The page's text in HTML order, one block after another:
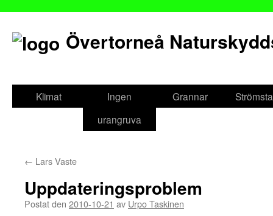
Övertorneå
Gå
innehållKlimat
Ingen
urangruva
Grannar
← Lars Vaste
Uppdateringsproblem
Postat den 2010-10-21 av Urpo Taskinen